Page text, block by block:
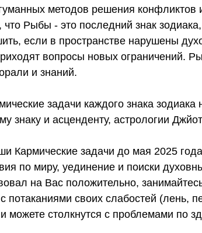
методов решения
что Рыбы - это последний знак
если в пространстве нарушены
вопросы новых ограничений.
и знаний.
задачи каждого знака
знаку и асценденту, астрологии
Кармические задачи до мая 2025
по миру, уединение и поиски
на Вас положительно,
с потаканиями своих слабостей (лень,
можете столкнутся с проблемами по